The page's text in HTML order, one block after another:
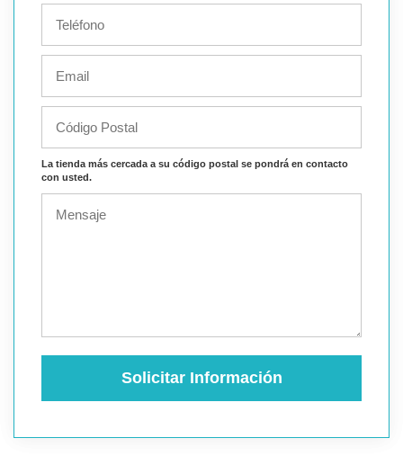
La tienda más cercada a su código postal se pondrá en contacto
con usted.
Solicitar Información